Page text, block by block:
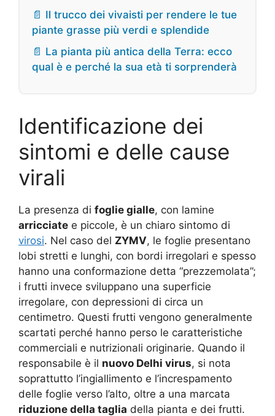
📄 Il trucco dei vivaisti per rendere le tue
piante grasse più verdi e splendide
📄 La pianta più antica della Terra: ecco
qual è e perché la sua età ti sorprenderà
Identificazione dei
sintomi e delle cause
virali
La presenza di foglie gialle, con lamine
arricciate e piccole, è un chiaro sintomo di
virosi. Nel caso del ZYMV, le foglie presentano
lobi stretti e lunghi, con bordi irregolari e spesso
hanno una conformazione detta “prezzemolata”;
i frutti invece sviluppano una superficie
irregolare, con depressioni di circa un
centimetro. Questi frutti vengono generalmente
scartati perché hanno perso le caratteristiche
commerciali e nutrizionali originarie. Quando il
responsabile è il nuovo Delhi virus, si nota
soprattutto l’ingiallimento e l’increspamento
delle foglie verso l’alto, oltre a una marcata
riduzione della taglia della pianta e dei frutti.